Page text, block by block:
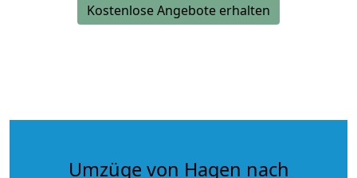
Kostenlose Angebote erhalten
Umzüge von Hagen nach